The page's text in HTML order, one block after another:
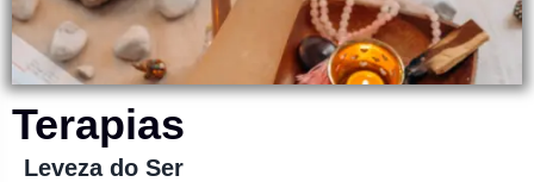
Terapias
Leveza do Ser